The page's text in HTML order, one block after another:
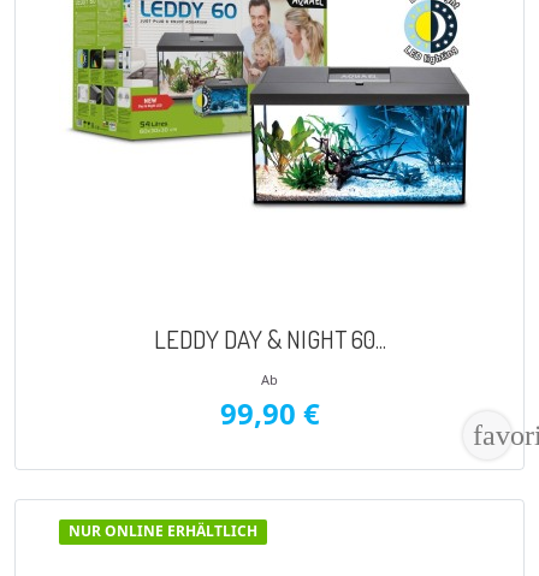
LEDDY DAY & NIGHT 60...
Ab
99,90 €
NUR ONLINE ERHÄLTLICH
VORSCHAU